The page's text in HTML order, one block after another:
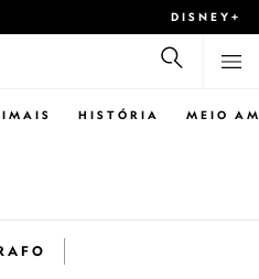
DISNEY+
HISTÓRIA MEIO